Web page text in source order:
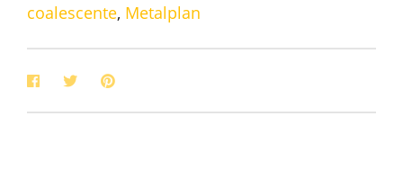
coalescente, Metalplan